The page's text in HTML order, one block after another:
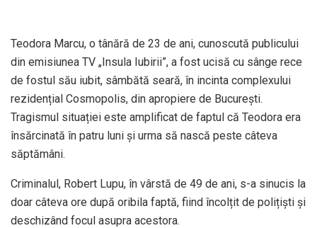
Teodora Marcu, o tânără de 23 de ani, cunoscută publicului
din emisiunea TV „Insula Iubirii”, a fost ucisă cu sânge rece
de fostul său iubit, sâmbătă seară, în incinta complexului
rezidențial Cosmopolis, din apropiere de București.
Tragismul situației este amplificat de faptul că Teodora era
însărcinată în patru luni și urma să nască peste câteva
săptămâni.
Criminalul, Robert Lupu, în vârstă de 49 de ani, s-a sinucis la
doar câteva ore după oribila faptă, fiind încolțit de polițiști și
deschizând focul asupra acestora.